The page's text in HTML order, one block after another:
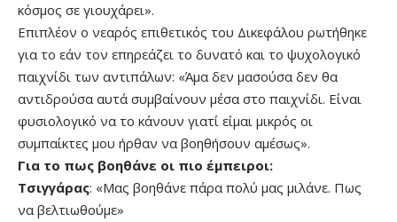
κόσμος σε γιουχάρει».
Επιπλέον ο νεαρός επιθετικός του Δικεφάλου ρωτήθηκε
για το εάν τον επηρεάζει το δυνατό και το ψυχολογικό
παιχνίδι των αντιπάλων: «Άμα δεν μασούσα δεν θα
αντιδρούσα αυτά συμβαίνουν μέσα στο παιχνίδι. Είναι
φυσιολογικό να το κάνουν γιατί είμαι μικρός οι
συμπαίκτες μου ήρθαν να βοηθήσουν αμέσως».
Για το πως βοηθάνε οι πιο έμπειροι:
Τσιγγάρας: «Μας βοηθάνε πάρα πολύ μας μιλάνε. Πως
να βελτιωθούμε»